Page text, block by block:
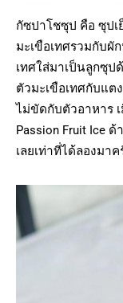
กัซปาโชซุป คือ ซุป
มะเขือเทศรวมกับผั
เทศใส่มาเป็นลูกซุป
ตัวมะเขือเทศกับแต
ไม่ขัดกับตัวอาหาร
Passion Fruit Ice
เลยเท่าที่ได้ลองมาค